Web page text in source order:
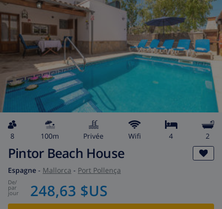
8 100m privée wifi 4 2
Pintor Beach House
Espagne - Mallorca - Port Pollença
de/
par
jour 248,63 $US